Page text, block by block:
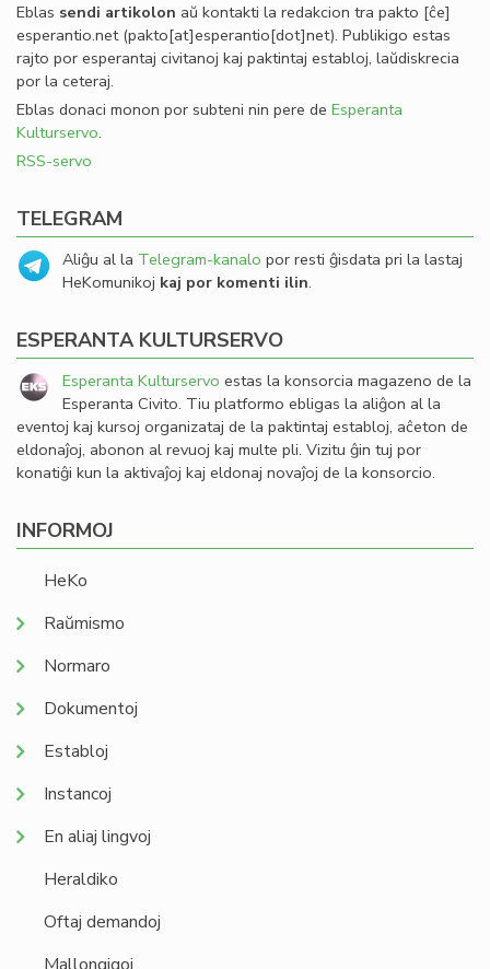
Eblas sendi artikolon aŭ kontakti la redakcion tra pakto [ĉe]
esperantio.net(pakto[at]esperantio[dot]net). Publikigo estas
rajto por esperantaj civitanoj kaj paktintaj establoj, laŭdiskrecia
por la ceteraj.
Eblas donaci monon por subteni nin pere de Esperanta
Kulturservo.
RSS-servo
TELEGRAM
Aliĝu al la Telegram-kanalo por resti ĝisdata pri la lastaj
HeKomunikoj kaj por komenti ilin.
ESPERANTA KULTURSERVO
Esperanta Kulturservo estas la konsorcia magazeno de la
Esperanta Civito. Tiu platformo ebligas la aliĝon al la
eventoj kaj kursoj organizataj de la paktintaj establoj, aĉeton de
eldonaĵoj, abonon al revuoj kaj multe pli. Vizitu ĝin tuj por
konatiĝi kun la aktivaĵoj kaj eldonaj novaĵoj de la konsorcio.
INFORMOJ
HeKo
Raŭmismo
Normaro
Dokumentoj
Establoj
Instancoj
En aliaj lingvoj
Heraldiko
Oftaj demandoj